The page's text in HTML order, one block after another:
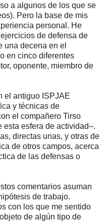
a algunos de los que se
Pero la base de mis
personal. He
de defensa de
una decena en el
en cinco diferentes
oponente, miembro de
el antiguo ISPJAE
y técnicas de
el compañero Tirso
esta esfera de actividad–.
directas unas, y otras de
de otros campos, acerca
de las defensas o
comentarios asuman
de trabajo.
con los que me sentido
de algún tipo de